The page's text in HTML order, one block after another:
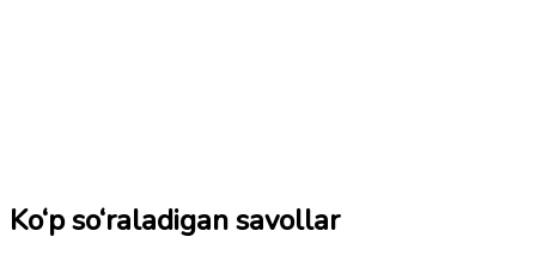
Ko‘p so‘raladigan savollar